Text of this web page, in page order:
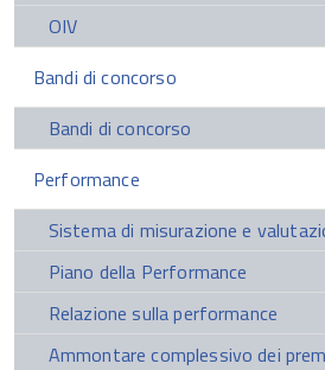
OIV
Bandi di concorso
Bandi di concorso
Performance
Sistema di misurazione e
Piano della Performance
Relazione sulla performance
Ammontare complessivo dei